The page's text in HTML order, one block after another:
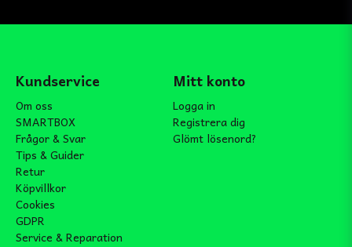
Kundservice
Om oss
SMARTBOX
Frågor & Svar
Tips & Guider
Retur
Köpvillkor
Cookies
GDPR
Service & Reparation
Mitt konto
Logga in
Registrera dig
Glömt lösenord?